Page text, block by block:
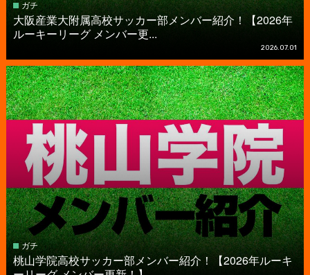
ガチ
大阪産業大附属高校サッカー部メンバー紹介！【2026年
ルーキーリーグ メンバー更...
2026.07.01
ガチ
桃山学院高校サッカー部メンバー紹介！【2026年ルーキ